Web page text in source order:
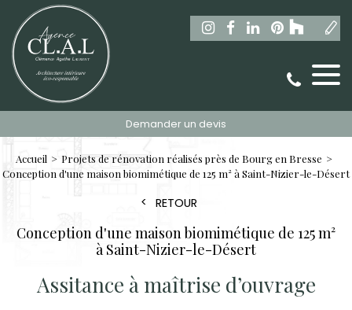
Demander un devis
Accueil
Projets de rénovation réalisés près de Bourg en Bresse
Conception d'une maison biomimétique de 125 m² à Saint-Nizier-le-Désert
RETOUR
Conception d'une maison biomimétique de 125 m²
à Saint-Nizier-le-Désert
Assitance à maîtrise d’ouvrage